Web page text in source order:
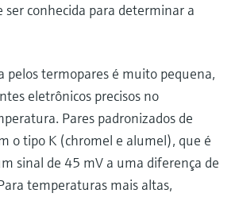
ser conhecida para determinar a
pelos termopares é muito pequena,
eletrônicos precisos no
Pares padronizados de
o tipo K (chromel e alumel), que é
sinal de 45 mV a uma diferença de
temperaturas mais altas,